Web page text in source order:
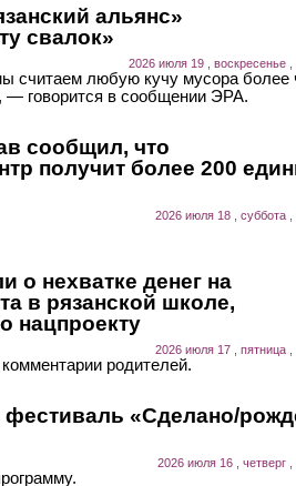
альянс»
свалок»
2026 июля 19 , воскресенье ,
считаем любую кучу мусора более
— говорится в сообщении ЭРА.
сообщил, что
получит более 200
2026 июля 18 , суббота ,
о нехватке денег на
в рязанской школе,
нацпроекту
2026 июля 17 , пятница ,
родителей.
фестиваль «Сделано/
2026 июля 16 , четверг ,